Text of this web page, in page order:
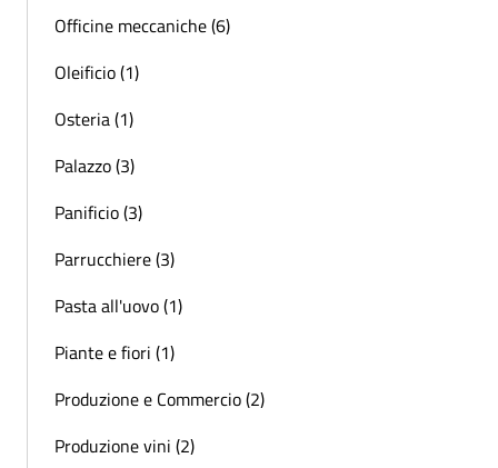
Officine meccaniche (6)
Oleificio (1)
Osteria (1)
Palazzo (3)
Panificio (3)
Parrucchiere (3)
Pasta all'uovo (1)
Piante e fiori (1)
Produzione e Commercio (2)
Produzione vini (2)